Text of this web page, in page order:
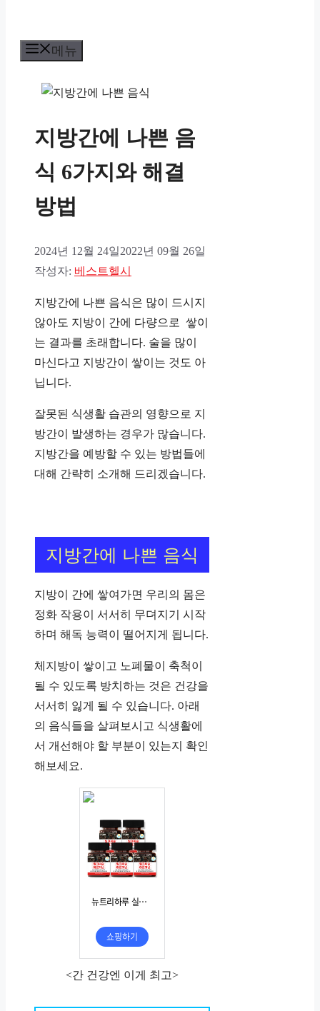
메뉴
지방간에 나쁜 음
식 6가지와 해결
방법
2024년 12월 24일2022년 09월 26일
작성자: 베스트헬시
지방간에 나쁜 음식은 많이 드시지
않아도 지방이 간에 다량으로 쌓이
는 결과를 초래합니다. 술을 많이
마신다고 지방간이 쌓이는 것도 아
닙니다.
잘못된 식생활 습관의 영향으로 지
방간이 발생하는 경우가 많습니다.
지방간을 예방할 수 있는 방법들에
대해 간략히 소개해 드리겠습니다.
지방간에 나쁜 음식
지방이 간에 쌓여가면 우리의 몸은
정화 작용이 서서히 무뎌지기 시작
하며 해독 능력이 떨어지게 됩니다.
체지방이 쌓이고 노폐물이 축척이
될 수 있도록 방치하는 것은 건강을
서서히 잃게 될 수 있습니다. 아래
의 음식들을 살펴보시고 식생활에
서 개선해야 할 부분이 있는지 확인
해보세요.
<간 건강엔 이게 최고>